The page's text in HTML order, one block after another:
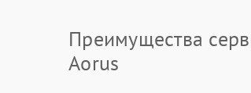
Преимущества
Aorus